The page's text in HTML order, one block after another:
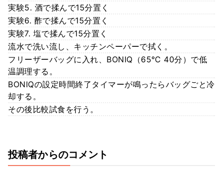
実験5. 酒で揉んで15分置く
実験6. 酢で揉んで15分置く
実験7. 塩で揉んで15分置く
流水で洗い流し、キッチンペーパーで拭く。
フリーザーバッグに入れ、BONIQ（65℃ 40分）で低
温調理する。
BONIQの設定時間終了タイマーが鳴ったらバッグごと冷
却する。
その後比較試食を行う。
投稿者からのコメント